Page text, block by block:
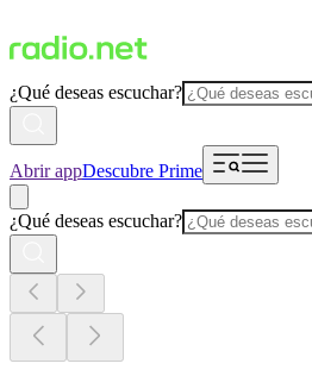
¿Qué deseas escuchar?
Abrir appDescubre Prime
¿Qué deseas escuchar?